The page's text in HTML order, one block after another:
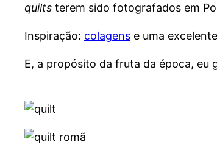
quilts terem sido fotografados em
Inspiração: colagens e uma excelente
E, a propósito da fruta da época, eu